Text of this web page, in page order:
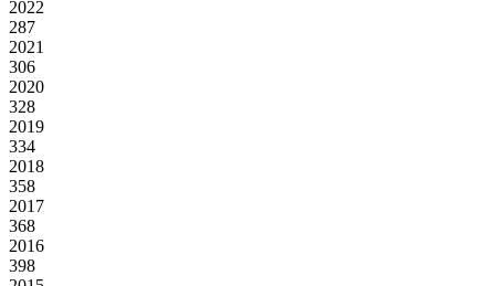
2022
287
2021
306
2020
328
2019
334
2018
358
2017
368
2016
398